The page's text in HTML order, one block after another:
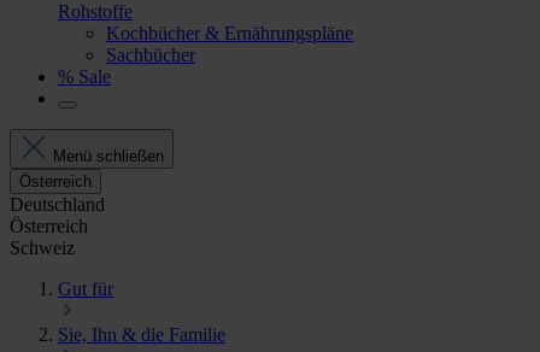
Rohstoffe
Kochbücher & Ernährungspläne
Sachbücher
% Sale
Menü schließen
Österreich
Deutschland
Österreich
Schweiz
Gut für
Sie, Ihn & die Familie